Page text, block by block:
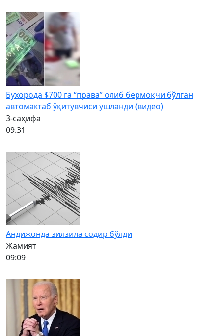
Бухорода $700 га “права” олиб бермоқчи бўлган
автомактаб ўқитувчиси ушланди (видео)
3-саҳифа
09:31
Андижонда зилзила содир бўлди
Жамият
09:09